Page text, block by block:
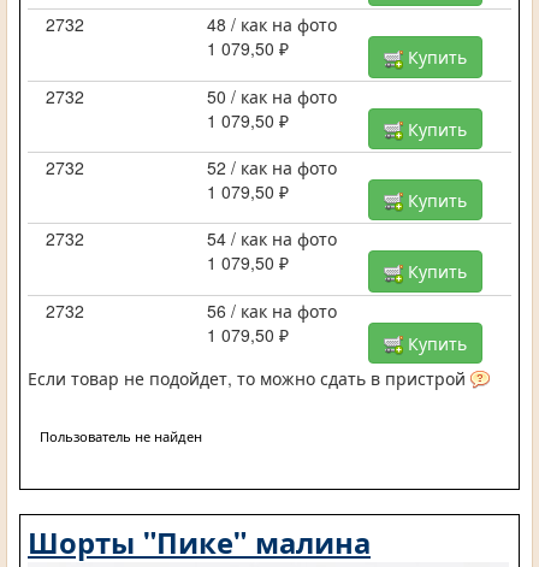
2732
48 / как на фото
1 079,50 ₽
Купить
2732
50 / как на фото
1 079,50 ₽
Купить
2732
52 / как на фото
1 079,50 ₽
Купить
2732
54 / как на фото
1 079,50 ₽
Купить
2732
56 / как на фото
1 079,50 ₽
Купить
Если товар не подойдет, то можно сдать в пристрой
Пользователь не найден
Шорты "Пике" малина